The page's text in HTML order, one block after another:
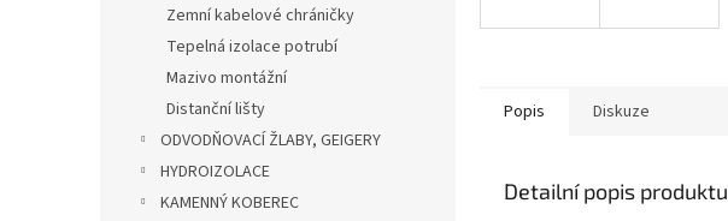
Zemní kabelové chráničky
Tepelná izolace potrubí
Mazivo montážní
Distanční lišty
ODVODŇOVACÍ ŽLABY, GEIGERY
HYDROIZOLACE
KAMENNÝ KOBEREC
Popis Diskuze
Detailní popis produktu